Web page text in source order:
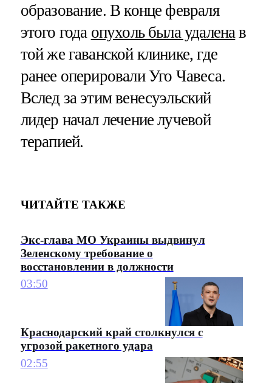
образование. В конце февраля
этого года опухоль была удалена в
той же гаванской клинике, где
ранее оперировали Уго Чавеса.
Вслед за этим венесуэльский
лидер начал лечение лучевой
терапией.
ЧИТАЙТЕ ТАКЖЕ
Экс-глава МО Украины выдвинул
Зеленскому требование о
восстановлении в должности
03:50
Краснодарский край столкнулся с
угрозой ракетного удара
02:55